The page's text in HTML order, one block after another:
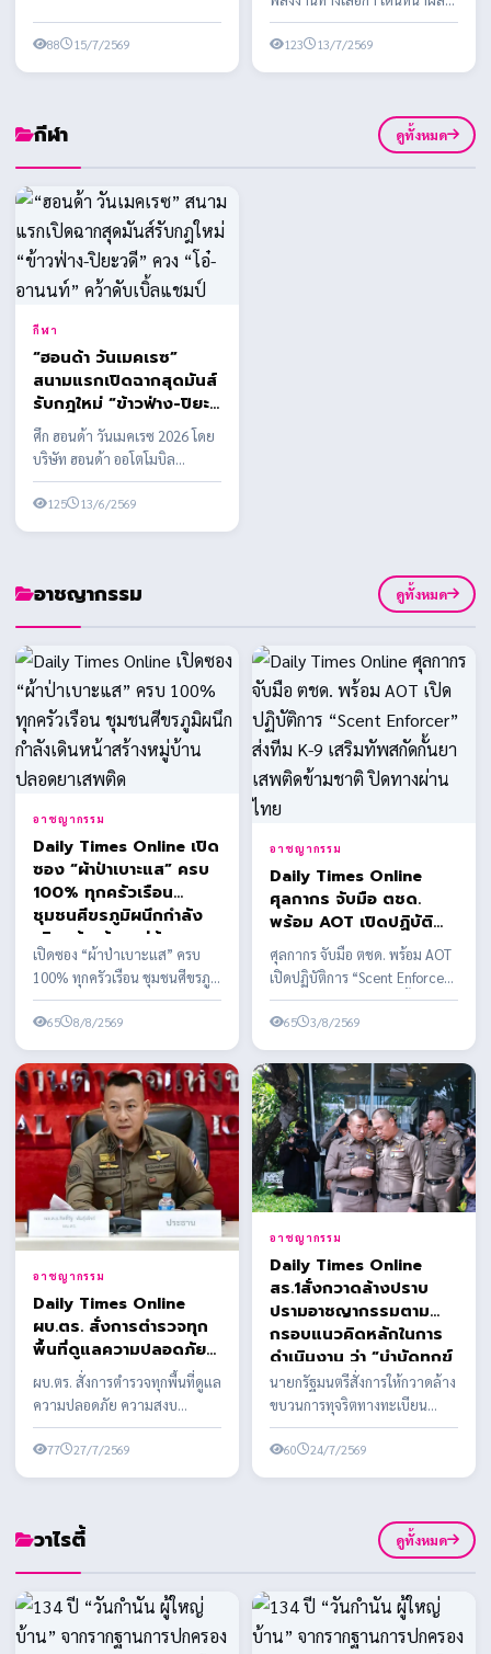
88 15/7/2569
ไทยสู่เศรษฐกิจสีเขียวและ
เป้าหมาย Net Zero สภา
ดันพลังงานชีวภาพ หนุน
อุตสาหกรรมไทยสู่เศรษฐ...
123 13/7/2569
กีฬา ดูทั้งหมด
กีฬา
“ฮอนด้า วันเมคเรซ”
สนามแรกเปิดฉากสุดมันส์
รับกฎใหม่ “ข้าวฟ่าง-ปิยะ
วดี” ควง “โอ๋-อานนท์”
คว้าดับเบิ้ลแชมป์
ศึก ฮอนด้า วันเมคเรซ 2026 โดย
บริษัท ฮอนด้า ออโตโมบิล
(ประเทศไทย) จำกัด ร่วมกับ
บริษัท กรังด์ปรีซ์ ...
125 13/6/2569
อาชญากรรม ดูทั้งหมด
อาชญากรรม
Daily Times Online เปิด
ซอง “ผ้าป่าเบาะแส” ครบ
100% ทุกครัวเรือน
ชุมชนศีขรภูมิผนึกกำลัง
เดินหน้าสร้างหมู่บ้าน
ปลอดยาเสพติด
เปิดซอง “ผ้าป่าเบาะแส” ครบ
100% ทุกครัวเรือน ชุมชนศีขรภูมิ
ผนึกกำลังเดินหน้าสร้างหมู่บ้าน
ปลอดยาเสพติด
65 8/8/2569
อาชญากรรม
Daily Times Online
ศุลกากร จับมือ ตชด.
พร้อม AOT เปิดปฏิบัติ
การ “Scent Enforcer”
ส่งทีม K-9 เสริมทัพสกัด
กั้นยาเสพติดข้ามชาติ ปิด
ทางผ่านไทย
ศุลกากร จับมือ ตชด. พร้อม AOT
เปิดปฏิบัติการ “Scent Enforcer”
ส่งทีม K-9 เสริมทัพสกัดกั้นยาเสพ
ติดข้า...
65 3/8/2569
อาชญากรรม
Daily Times Online
ผบ.ตร. สั่งการตำรวจทุก
พื้นที่ดูแลความปลอดภัย
ความสงบเรียบร้อย และ
อำนวยความสะดวกการ
จราจร ตลอดห้วงวันหยุด
ยาว - เตือนงดจำหน่าย
ผบ.ตร. สั่งการตำรวจทุกพื้นที่ดูแล
ความปลอดภัย ความสงบ
เรียบร้อย และอำนวยความ
สะดวกการจราจร ตลอดห้วงวัน
ห...
77 27/7/2569
อาชญากรรม
Daily Times Online
สร.1สั่งกวาดล้างปราบ
ปรามอาชญากรรมตาม
กรอบแนวคิดหลักในการ
ดำเนินงาน ว่า “บำบัดทุกข์
บำรุงสุข พิทักษ์
สันติราษฎร์ พิฆาตยาเสพ
ติด พิชิตอันธพาล”
นายกรัฐมนตรีสั่งการให้กวาดล้าง
ขบวนการทุจริตทางทะเบียน
ราษฎร อย่างจริงจัง เด็ดขาด และ
เป็นระบบ ผบ.ตร. ...
60 24/7/2569
วาไรตี้ ดูทั้งหมด